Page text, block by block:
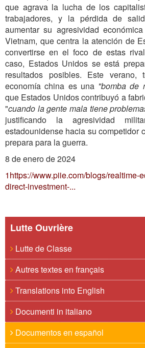
que agrava la lucha de los
trabajadores, y la pérdida de
aumentar su agresividad
Vietnam, que centra la atención de
convertirse en el foco de estas
caso, Estados Unidos se está
resultados posibles. Este
economía china es una "bomba de
que Estados Unidos contribuyó a
"cuando la gente mala tiene
justificando la agresividad
estadounidense hacia su competidor
prepara para la guerra.
8 de enero de 2024
1https://www.piie.com/blogs/realtime-
direct-investment-...
Lutte Ouvrière
Lutte de Classe
Autres textes en français
Translations into English
Documenti in italiano
Documentos en español